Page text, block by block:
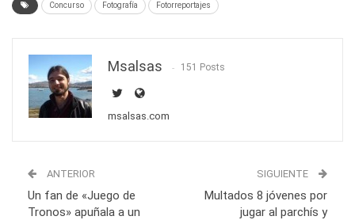
Concurso Fotografía Fotorreportajes
Msalsas 151 Posts
msalsas.com
ANTERIOR
Un fan de «Juego de
Tronos» apuñala a un
SIGUIENTE
Multados 8 jóvenes por
jugar al parchís y